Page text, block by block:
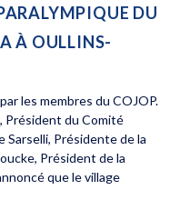
DU
À OULLINS-
les membres du COJOP.
Président du Comité
Présidente de la
Président de la
que le village